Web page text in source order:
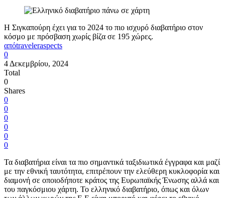
Η Σιγκαπούρη έχει για το 2024 το πιο ισχυρό διαβατήριο στον
κόσμο με πρόσβαση χωρίς βίζα σε 195 χώρες.
απόtraveleraspects
0
4 Δεκεμβρίου, 2024
Total
0
Shares
0
0
0
0
0
0
Τα διαβατήρια είναι τα πιο σημαντικά ταξιδιωτικά έγγραφα και μαζί
με την εθνική ταυτότητα, επιτρέπουν την ελεύθερη κυκλοφορία και
διαμονή σε οποιοδήποτε κράτος της Ευρωπαϊκής Ένωσης αλλά και
του παγκόσμιου χάρτη. Το ελληνικό διαβατήριο, όπως και όλων